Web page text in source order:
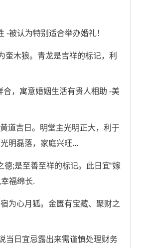
被认为特别适合举办婚礼！
奎木狼。青龙是吉祥的标记，利
合，寓意婚姻生活有贵人相助 -美
黄道吉日。明堂主光明正大，利于
明磊落，家庭兴旺...
德;是至善至祥的标记。此日宜“嫁
福绵长.
为心月狐。金匮有宝藏、聚财之
当日宜忌露出来需谨慎处理财务